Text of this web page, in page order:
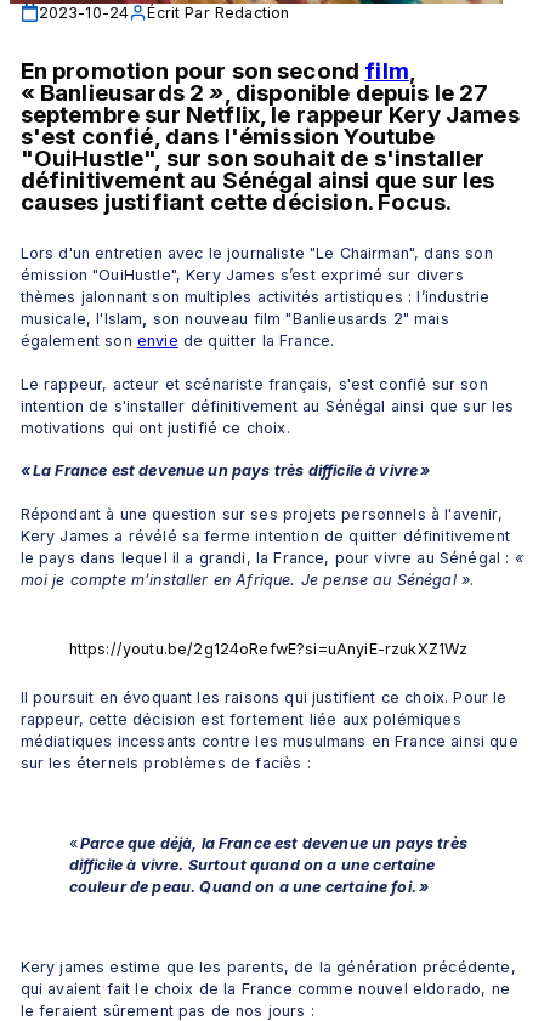
2023-10-24 Écrit Par Redaction
En promotion pour son second film,
« Banlieusards 2 », disponible depuis le 27
septembre sur Netflix, le rappeur Kery James
s'est confié, dans l'émission Youtube
"OuiHustle", sur son souhait de s'installer
définitivement au Sénégal ainsi que sur les
causes justifiant cette décision. Focus.
Lors d'un entretien avec le journaliste "Le Chairman", dans son
émission "OuiHustle", Kery James s’est exprimé sur divers
thèmes jalonnant son multiples activités artistiques : l’industrie
musicale, l'Islam, son nouveau film "Banlieusards 2" mais
également son envie de quitter la France.
Le rappeur, acteur et scénariste français, s'est confié sur son
intention de s'installer définitivement au Sénégal ainsi que sur les
motivations qui ont justifié ce choix.
« La France est devenue un pays très difficile à vivre »
Répondant à une question sur ses projets personnels à l'avenir,
Kery James a révélé sa ferme intention de quitter définitivement
le pays dans lequel il a grandi, la France, pour vivre au Sénégal : «
moi je compte m’installer en Afrique. Je pense au Sénégal ».
Il poursuit en évoquant les raisons qui justifient ce choix. Pour le
rappeur, cette décision est fortement liée aux polémiques
médiatiques incessants contre les musulmans en France ainsi que
sur les éternels problèmes de faciès :
« Parce que déjà, la France est devenue un pays très
difficile à vivre. Surtout quand on a une certaine
couleur de peau. Quand on a une certaine foi. »
Kery james estime que les parents, de la génération précédente,
qui avaient fait le choix de la France comme nouvel eldorado, ne
le feraient sûrement pas de nos jours :